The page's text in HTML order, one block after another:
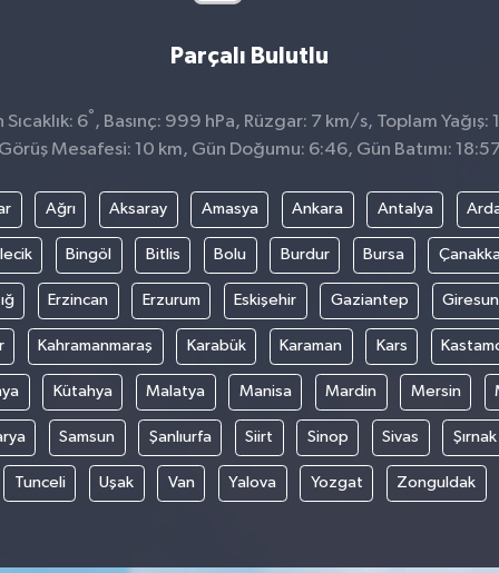
Parçalı Bulutlu
6° , Basınç: 999 hPa, Rüzgar: 7 km/s, Toplam Yağış:
Mesafesi: 10 km, Gün Doğumu: 6:46, Gün Batımı:
Ağrı Aksaray Amasya Ankara Antalya
Bingöl Bitlis Bolu Burdur Bursa
Erzincan Erzurum Eskişehir Gaziantep Giresun
Kahramanmaraş Karabük Karaman Kars
Kütahya Malatya Manisa Mardin Mersin
Samsun Şanlıurfa Siirt Sinop Sivas Şırnak
Tunceli Uşak Van Yalova Yozgat Zonguldak